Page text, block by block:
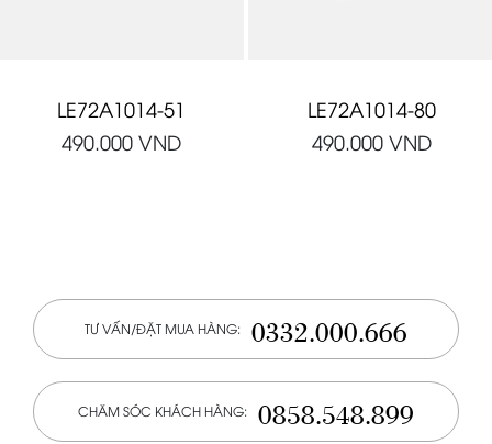
LE72A1014-51
490.000VND
LE72A1014-80
490.000VND
TƯ VẤN/ĐẶT MUA HÀNG: 0332.000.666
CHĂM SÓC KHÁCH HÀNG: 0858.548.899